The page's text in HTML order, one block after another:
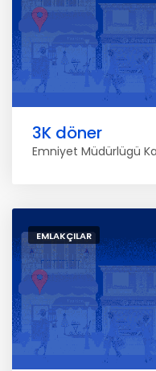
3K döner
Emniyet Müdürlügü
EMLAKÇILAR